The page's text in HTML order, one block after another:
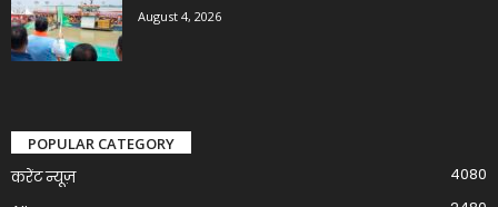
August 4, 2026
POPULAR CATEGORY
करेंट न्यूज़
4080